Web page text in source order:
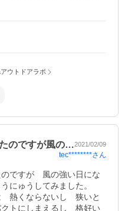
ウトドアラボ
のですが風の…2021/02/09
tec********さん
ですが　風の強い日にな
にゅうしてみました。
熱くならないし　狭いと
トにしまえるし　格好い